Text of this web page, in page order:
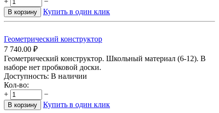
В корзину Купить в один клик
Геометрический конструктор
7 740.00 ₽
Геометрический конструктор. Школьный материал (6-12). В
наборе нет пробковой доски.
Доступность: В наличии
Кол-во:
+
−
В корзину Купить в один клик